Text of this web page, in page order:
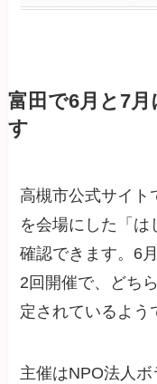
富田で6月と7
す
高槻市公式サイト
を会場にした「は
確認できます。6
2回開催で、どち
定されているよう
主催はNPO法人